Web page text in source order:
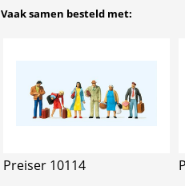
Vaak samen besteld met:
Preiser 10114